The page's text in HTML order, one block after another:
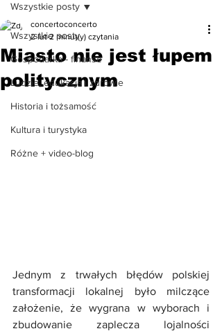
Wszystkie posty
Gospodarka - finanse
Ludzie, edukacja i zdrowie
Historia i tożsamość
Kultura i turystyka
Różne + video-blog
Wszystkie posty
Miasto nie jest łupem
politycznym
concertoconcerto
2 lut 2 minut(y) czytania
Jednym z trwałych błędów polskiej
transformacji lokalnej było milczące
założenie, że wygrana w wyborach i
zbudowanie zaplecza lojalności